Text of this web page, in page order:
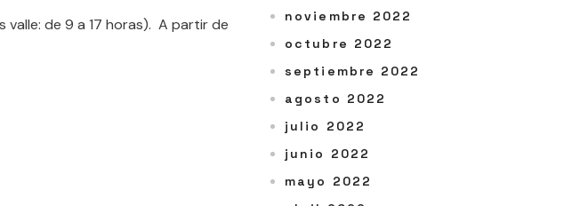
valle: de 9 a 17 horas). A partir de
noviembre 2022
octubre 2022
septiembre 2022
agosto 2022
julio 2022
junio 2022
mayo 2022